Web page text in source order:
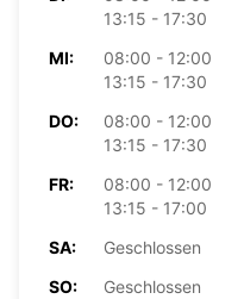
13:15 - 17:30
MI:
08:00 - 12:00
13:15 - 17:30
DO:
08:00 - 12:00
13:15 - 17:30
FR:
08:00 - 12:00
13:15 - 17:00
SA:
Geschlossen
SO:
Geschlossen